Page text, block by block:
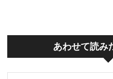
あわせて読み